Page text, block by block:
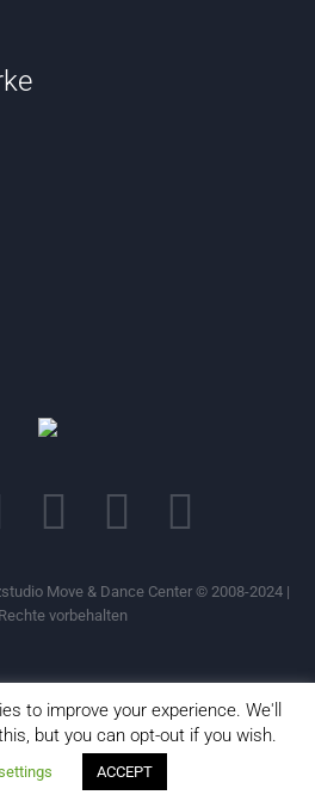
Move & Dance Center © 2008-2024 |
vorbehalten
to improve your experience. We'll
but you can opt-out if you wish.
ACCEPT